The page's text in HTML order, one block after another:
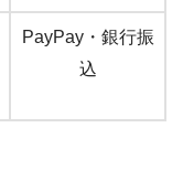
PayPay・銀行振
込